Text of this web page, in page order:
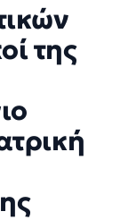
της